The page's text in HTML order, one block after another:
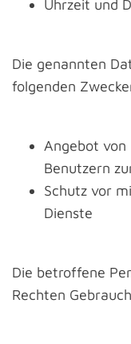
Uhrzeit und
Die genannten
folgenden
Angebot
Benutzern
Schutz vor
Dienste
Die betroffene
Rechten